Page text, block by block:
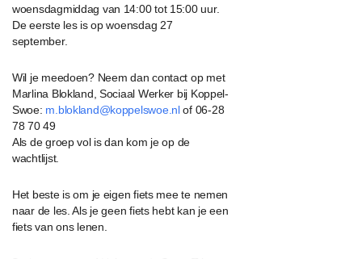
woensdagmiddag van 14:00 tot 15:00 uur.
De eerste les is op woensdag 27
september.
Wil je meedoen? Neem dan contact op met
Marlina Blokland, Sociaal Werker bij Koppel-
Swoe: m.blokland@koppelswoe.nlof 06-28
78 70 49
Als de groep vol is dan kom je op de
wachtlijst.
Het beste is om je eigen fiets mee te nemen
naar de les. Als je geen fiets hebt kan je een
fiets van ons lenen.